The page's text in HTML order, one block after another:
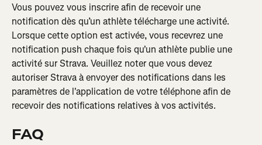
Vous pouvez vous inscrire afin de recevoir une
notification dès qu’un athlète télécharge une activité.
Lorsque cette option est activée, vous recevrez une
notification push chaque fois qu'un athlète publie une
activité sur Strava. Veuillez noter que vous devez
autoriser Strava à envoyer des notifications dans les
paramètres de l'application de votre téléphone afin de
recevoir des notifications relatives à vos activités.
FAQ